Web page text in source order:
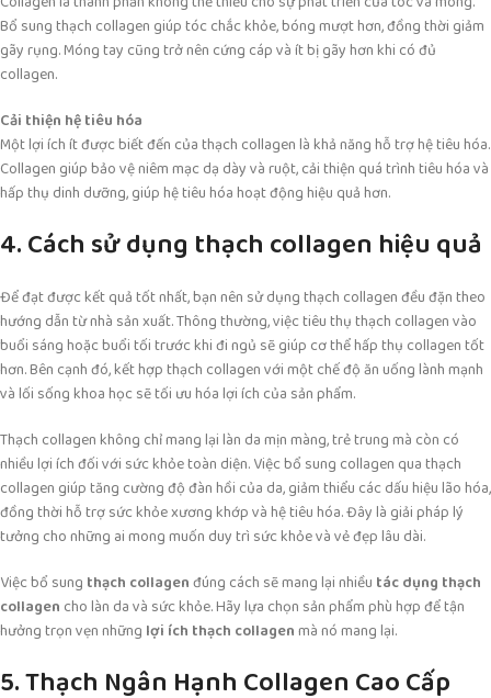
Bổ sung thạch collagen giúp tóc chắc khỏe, bóng mượt hơn, đồng thời giảm
gãy rụng. Móng tay cũng trở nên cứng cáp và ít bị gãy hơn khi có đủ
collagen.
Cải thiện hệ tiêu hóa
Một lợi ích ít được biết đến của thạch collagen là khả năng hỗ trợ hệ tiêu hóa.
Collagen giúp bảo vệ niêm mạc dạ dày và ruột, cải thiện quá trình tiêu hóa và
hấp thụ dinh dưỡng, giúp hệ tiêu hóa hoạt động hiệu quả hơn.
4. Cách sử dụng thạch collagen hiệu quả
Để đạt được kết quả tốt nhất, bạn nên sử dụng thạch collagen đều đặn theo
hướng dẫn từ nhà sản xuất. Thông thường, việc tiêu thụ thạch collagen vào
buổi sáng hoặc buổi tối trước khi đi ngủ sẽ giúp cơ thể hấp thụ collagen tốt
hơn. Bên cạnh đó, kết hợp thạch collagen với một chế độ ăn uống lành mạnh
và lối sống khoa học sẽ tối ưu hóa lợi ích của sản phẩm.
Thạch collagen không chỉ mang lại làn da mịn màng, trẻ trung mà còn có
nhiều lợi ích đối với sức khỏe toàn diện. Việc bổ sung collagen qua thạch
collagen giúp tăng cường độ đàn hồi của da, giảm thiểu các dấu hiệu lão hóa,
đồng thời hỗ trợ sức khỏe xương khớp và hệ tiêu hóa. Đây là giải pháp lý
tưởng cho những ai mong muốn duy trì sức khỏe và vẻ đẹp lâu dài.
Việc bổ sung thạch collagenđúng cách sẽ mang lại nhiều tác dụng thạch
collagen cho làn da và sức khỏe. Hãy lựa chọn sản phẩm phù hợp để tận
hưởng trọn vẹn những lợi ích thạch collagenmà nó mang lại.
5. Thạch Ngân Hạnh Collagen Cao Cấp